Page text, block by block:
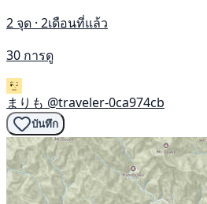
2 จุด · 2เดือนที่แล้ว
30 การดู
まりも @traveler-0ca974cb
บันทึก